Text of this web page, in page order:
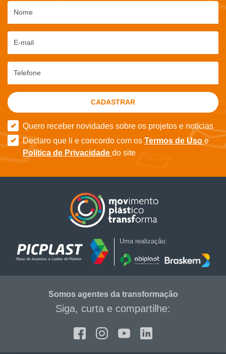
CADASTRAR
Quero receber novidades sobre os projetos e notícias
Declaro que li e concordo com os Termos de Uso e
Política de Privacidade do site
Uma realização:
Somos agentes da transformação
Siga, curta e compartilhe:
Facebook
Instagram
YoutubeLinkedin